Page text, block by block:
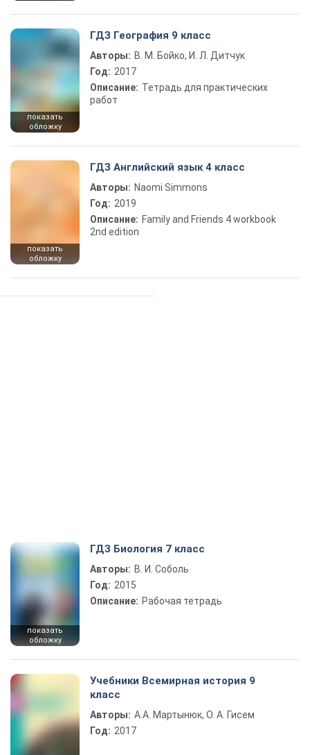
показать
обложку
ГДЗ География 9 класс
Авторы: В. М. Бойко, И. Л. Дитчук
Год: 2017
Описание: Тетрадь для практических
работ
показать
обложку
ГДЗ Английский язык 4 класс
Авторы: Naomi Simmons
Год: 2019
Описание: Family and Friends 4 workbook
2nd edition
показать
обложку
ГДЗ Биология 7 класс
Авторы: В. И. Соболь
Год: 2015
Описание: Рабочая тетрадь
Учебники Всемирная история 9
класс
Авторы: А.А. Мартынюк, О. А. Гисем
Год: 2017